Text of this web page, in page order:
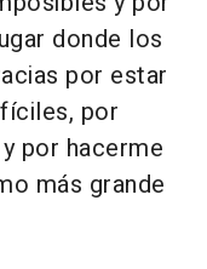
donde los
por estar
por
por hacerme
más grande